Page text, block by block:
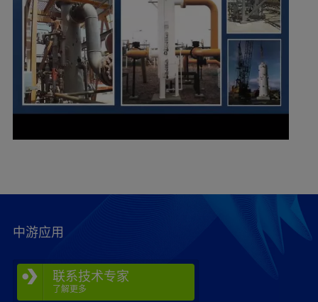
中游应用
联系技术专家
了解更多